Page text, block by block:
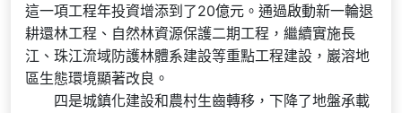
這一項工程年投資增添到了20億元。通過啟動新一輪退
耕還林工程、自然林資源保護二期工程，繼續實施長
江、珠江流域防護林體系建設等重點工程建設，巖溶地
區生態環境顯著改良。
四是城鎮化建設和農村生齒轉移，下降了地盤承載